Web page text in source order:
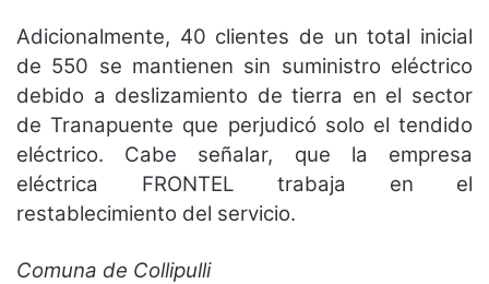
Adicionalmente, 40 clientes de un total inicial
de 550 se mantienen sin suministro eléctrico
debido a deslizamiento de tierra en el sector
de Tranapuente que perjudicó solo el tendido
eléctrico. Cabe señalar, que la empresa
eléctrica FRONTEL trabaja en el
restablecimiento del servicio.
Comuna de Collipulli